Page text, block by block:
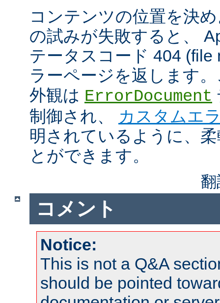
コンテンツの位置を決
の試みが失敗すると、
テータスコード 404 (file
ラーページを返します
外観は ErrorDocument
制御され、
カスタムエ
明されているように、
とができます。
コメント
Notice:
This is not a Q&A
should be pointed